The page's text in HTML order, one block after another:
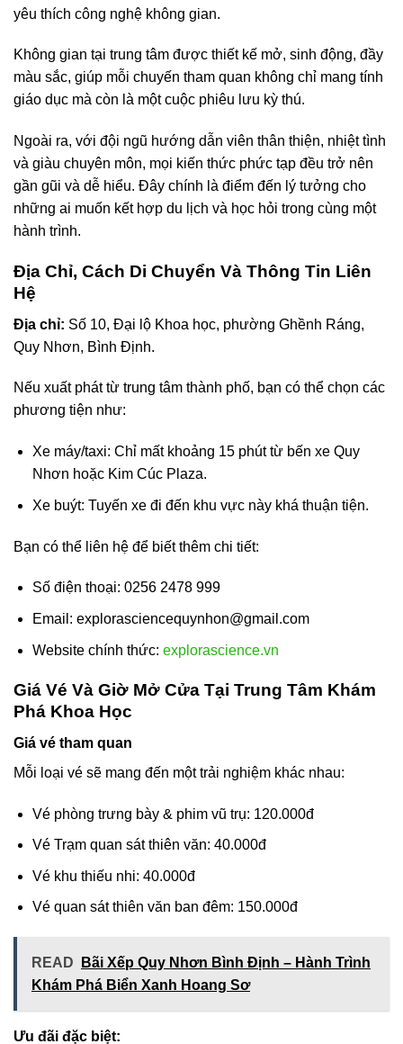
yêu thích công nghệ không gian.
Không gian tại trung tâm được thiết kế mở, sinh động, đầy
màu sắc, giúp mỗi chuyến tham quan không chỉ mang tính
giáo dục mà còn là một cuộc phiêu lưu kỳ thú.
Ngoài ra, với đội ngũ hướng dẫn viên thân thiện, nhiệt tình
và giàu chuyên môn, mọi kiến thức phức tạp đều trở nên
gần gũi và dễ hiểu. Đây chính là điểm đến lý tưởng cho
những ai muốn kết hợp du lịch và học hỏi trong cùng một
hành trình.
Địa Chỉ, Cách Di Chuyển Và Thông Tin Liên
Hệ
Địa chỉ: Số 10, Đại lộ Khoa học, phường Ghềnh Ráng,
Quy Nhơn, Bình Định.
Nếu xuất phát từ trung tâm thành phố, bạn có thể chọn các
phương tiện như:
Xe máy/taxi: Chỉ mất khoảng 15 phút từ bến xe Quy
Nhơn hoặc Kim Cúc Plaza.
Xe buýt: Tuyến xe đi đến khu vực này khá thuận tiện.
Bạn có thể liên hệ để biết thêm chi tiết:
Số điện thoại: 0256 2478 999
Email: explorasciencequynhon@gmail.com
Website chính thức: explorascience.vn
Giá Vé Và Giờ Mở Cửa Tại Trung Tâm Khám
Phá Khoa Học
Giá vé tham quan
Mỗi loại vé sẽ mang đến một trải nghiệm khác nhau:
Vé phòng trưng bày & phim vũ trụ: 120.000đ
Vé Trạm quan sát thiên văn: 40.000đ
Vé khu thiếu nhi: 40.000đ
Vé quan sát thiên văn ban đêm: 150.000đ
READ
Bãi Xếp Quy Nhơn Bình Định – Hành Trình
Khám Phá Biển Xanh Hoang Sơ
Ưu đãi đặc biệt: